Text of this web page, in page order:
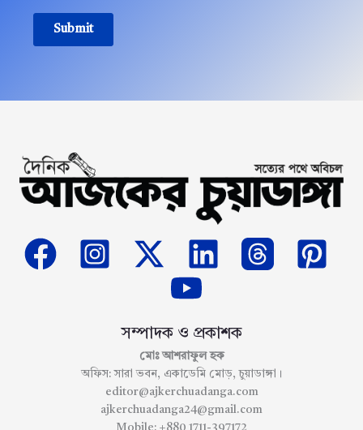
Submit
সম্পাদক ও প্রকাশক
মোঃ আশরাফুল হক
অফিস: সারা ভবন, একাডেমি মোড়, চুয়াডাঙ্গা।
editor@ajkerchuadanga.com
ajkerchuadanga24@gmail.com
Mobile: +880 1711-397172